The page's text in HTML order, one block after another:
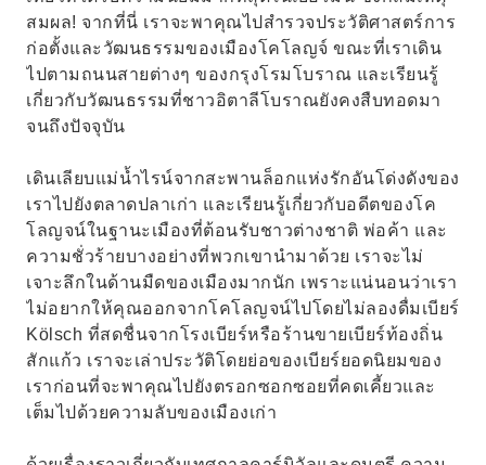
สมผล! จากที่นี่ เราจะพาคุณไปสำรวจประวัติศาสตร์การ
ก่อตั้งและวัฒนธรรมของเมืองโคโลญจ์ ขณะที่เราเดิน
ไปตามถนนสายต่างๆ ของกรุงโรมโบราณ และเรียนรู้
เกี่ยวกับวัฒนธรรมที่ชาวอิตาลีโบราณยังคงสืบทอดมา
จนถึงปัจจุบัน
เดินเลียบแม่น้ำไรน์จากสะพานล็อกแห่งรักอันโด่งดังของ
เราไปยังตลาดปลาเก่า และเรียนรู้เกี่ยวกับอดีตของโค
โลญจน์ในฐานะเมืองที่ต้อนรับชาวต่างชาติ พ่อค้า และ
ความชั่วร้ายบางอย่างที่พวกเขานำมาด้วย เราจะไม่
เจาะลึกในด้านมืดของเมืองมากนัก เพราะแน่นอนว่าเรา
ไม่อยากให้คุณออกจากโคโลญจน์ไปโดยไม่ลองดื่มเบียร์
Kölsch ที่สดชื่นจากโรงเบียร์หรือร้านขายเบียร์ท้องถิ่น
สักแก้ว เราจะเล่าประวัติโดยย่อของเบียร์ยอดนิยมของ
เราก่อนที่จะพาคุณไปยังตรอกซอกซอยที่คดเคี้ยวและ
เต็มไปด้วยความลับของเมืองเก่า